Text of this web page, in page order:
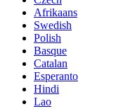
Afrikaans
Swedish
Polish
Basque
Catalan
Esperanto
Hindi
Lao